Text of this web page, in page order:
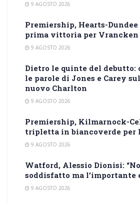
9 AGOSTO 2026
Premiership, Hearts-
prima vittoria per Vrancken
9 AGOSTO 2026
Dietro le quinte del debutto:
le parole di Jones e Carey
nuovo Charlton
9 AGOSTO 2026
Premiership, Kilmarnock-
tripletta in biancoverde per
9 AGOSTO 2026
Watford, Alessio Dionisi:
soddisfatto ma l’importante
9 AGOSTO 2026